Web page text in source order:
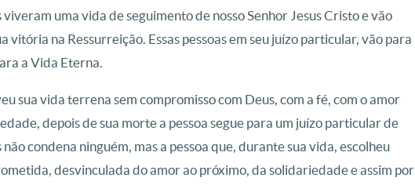
viveram uma vida de seguimento de nosso Senhor Jesus Cristo e vão
vitória na Ressurreição. Essas pessoas em seu juízo particular, vão para
a Vida Eterna.
sua vida terrena sem compromisso com Deus, com a fé, com o amor
depois de sua morte a pessoa segue para um juízo particular de
condena ninguém, mas a pessoa que, durante sua vida, escolheu
desvinculada do amor ao próximo, da solidariedade e assim por